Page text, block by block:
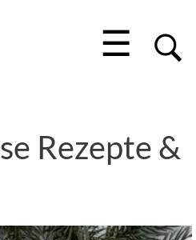
☰
Rezepte &